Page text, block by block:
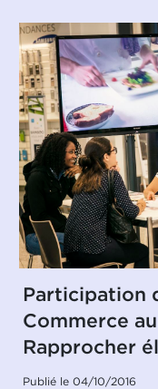
Participation
Commerce
Rapprocher
Publié le 04/10/2016